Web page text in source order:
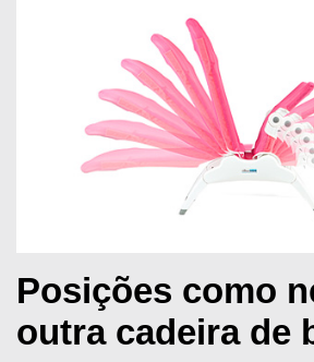
Posições como
outra cadeira de